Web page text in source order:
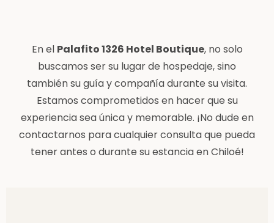
En el Palafito 1326 Hotel Boutique, no solo
buscamos ser su lugar de hospedaje, sino
también su guía y compañía durante su visita.
Estamos comprometidos en hacer que su
experiencia sea única y memorable. ¡No dude en
contactarnos para cualquier consulta que pueda
tener antes o durante su estancia en Chiloé!